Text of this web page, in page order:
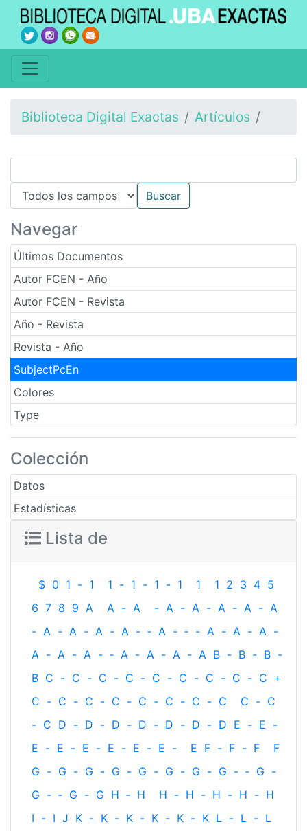
Biblioteca Digital Exactas Artículos
Navegar
Últimos Documentos
Autor FCEN - Año
Autor FCEN - Revista
Año - Revista
Revista - Año
SubjectPcEn
Colores
Type
Colección
Datos
Estadísticas
Lista de
$ 0 1 - 1 1 - 1 - 1 - 1 1 1 2 3 4 5
6 7 8 9 A A - A - A - A - A - A - A
- A - A - A - A - ‐ A - ‐ - A - A - A -
A - A - A - ‐ A - A - A - A B - B - B -
B C - C - C - C - C - C - C - C - C +
C - C - C - C - C - C - C - C C - C
- C D - D - D - D - D - D - D E - E -
E - E - E - E - E - E - E F - F - F
F
G - G - G - G - G - G - G - G - ‐ G -
G - ‐ G - G H ‐ H H - H - H - H - H
I - I J K - K - K - K - K - K L - L - L